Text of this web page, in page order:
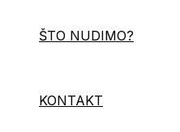
ŠTO NUDIMO?
KONTAKT